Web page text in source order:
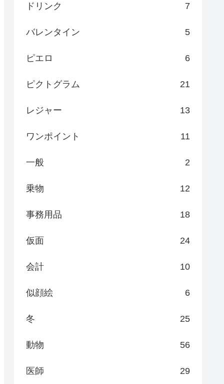
ドリンク 7
バレンタイン 5
ピエロ 6
ピクトグラム 21
レジャー 13
ワンポイント 11
一般 2
乗物 12
事務用品 18
仮面 24
会計 10
似顔絵 6
冬 25
動物 56
医師 29